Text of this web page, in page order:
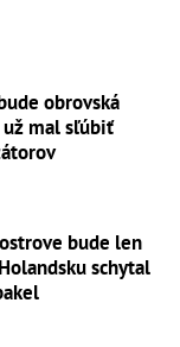
obrovská
mal sľúbiť
bude len
schytal